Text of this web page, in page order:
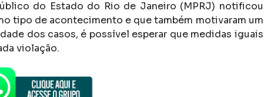
do Estado do Rio de Janeiro (MPRJ) notificou
tipo de acontecimento e que também motivaram um
dos casos, é possível esperar que medidas iguais
violação.